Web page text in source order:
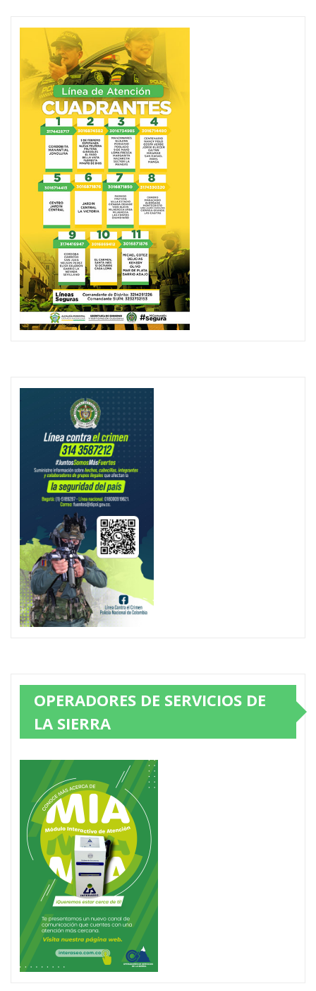
OPERADORES DE SERVICIOS DE
LA SIERRA